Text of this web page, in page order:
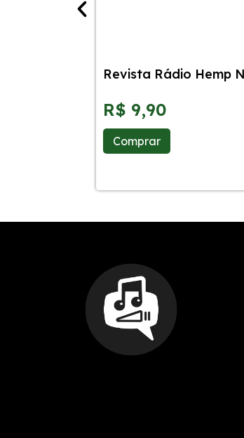
Revista Rádio Hemp
R$ 9,90
Comprar